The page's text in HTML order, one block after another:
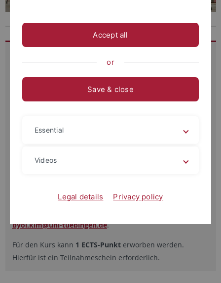
Prüfung im Oktober 2026 oder im Jahr 2027 vorbereiten
möchten. Der Schwerpunkt liegt auf dem Schreiben.
Koreanistik, Raum 62
Die Anmeldung erfolgt über Alma. Falls dies nicht möglich
byol.kim@uni-tuebingen.de.
Für den Kurs kann 1 ECTS-Punkterworben werden.
Hierfür ist ein Teilnahmeschein erforderlich.
Accept all
or
Save & close
Essential
Videos
Legal details Privacy policy